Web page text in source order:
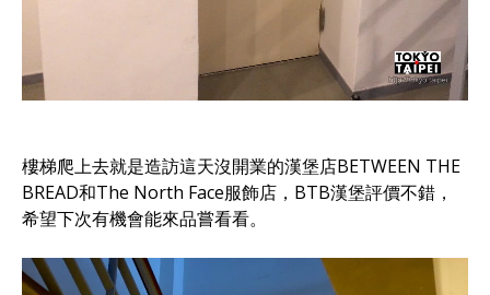
樓梯爬上去就是造訪這天沒開業的漢堡店BETWEEN THE
BREAD和The North Face服飾店，BTB漢堡評價不錯，
希望下次有機會能來品嘗看看。